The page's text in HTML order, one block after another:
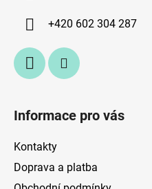
+420 602 304 287
Informace pro vás
Kontakty
Doprava a platba